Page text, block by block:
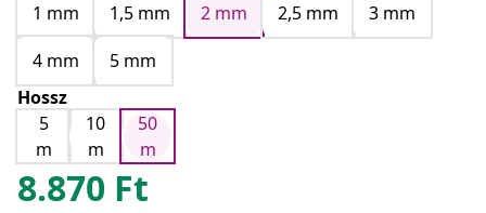
1 mm
1,5 mm 2 mm 2,5 mm
3 mm
4 mm
5 mm
Hossz
5
m
10
m
50
m
8.870 Ft